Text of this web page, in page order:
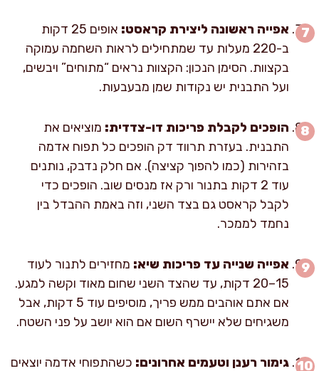
אפייה ראשונה ליצירת קראסט:
אופים 25 דקות
ב-220 מעלות עד שמתחילים לראות השחמה עמוקה
בקצוות. הסימן הנכון: הקצוות נראים “מתוחים” ויבשים,
ועל התבנית יש נקודות שמן מבעבעות.
הופכים לקבלת פריכות דו-צדדית: מוציאים את
התבנית. בעזרת תרווד דק הופכים כל תפוח אדמה
בזהירות (כמו להפוך קציצה). אם חלק נדבק, נותנים
עוד 2 דקות בתנור ורק אז מנסים שוב. הופכים כדי
לקבל קראסט גם בצד השני, וזה באמת ההבדל בין
נחמד לממכר.
אפייה שנייה עד פריכות שיא: מחזירים לתנור לעוד
15–20 דקות, עד שהצד השני שחום מאוד וקשה למגע.
אם אתם אוהבים ממש פריך, מוסיפים עוד 5 דקות, אבל
משגיחים שלא יישרף השום אם הוא יושב על פני השטח.
גימור רענן וטעמים אחרונים: כשהתפוחי אדמה יוצאים